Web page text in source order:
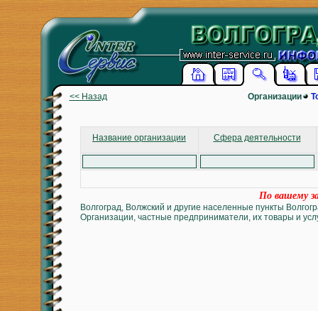
<< Назад Организации
Название организации Сфера деятельности
По вашему
Волгоград, Волжский и другие населенные пункты
Организации, частные предприниматели, их товары и